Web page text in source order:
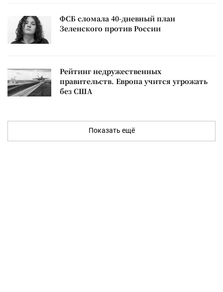
ФСБ сломала 40-дневный план
Зеленского против России
Рейтинг недружественных
правительств. Европа учится угрожать
без США
Показать ещё